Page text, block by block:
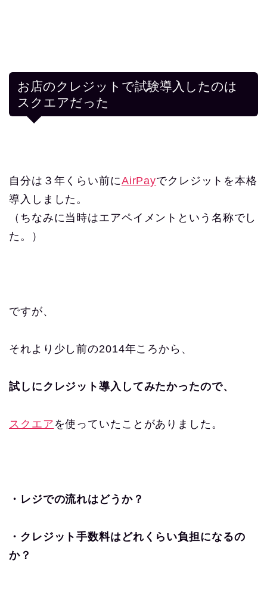
お店のクレジットで試験導入したのは
スクエアだった
自分は３年くらい前にAirPayでクレジットを本格
導入しました。
（ちなみに当時はエアペイメントという名称でし
た。）
ですが、
それより少し前の2014年ころから、
試しにクレジット導入してみたかったので、
スクエア を使っていたことがありました。
・レジでの流れはどうか？
・クレジット手数料はどれくらい負担になるの
か？